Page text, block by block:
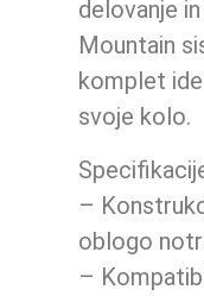
delovanje
Mountain
komplet
svoje kolo.
–
oblogo
–